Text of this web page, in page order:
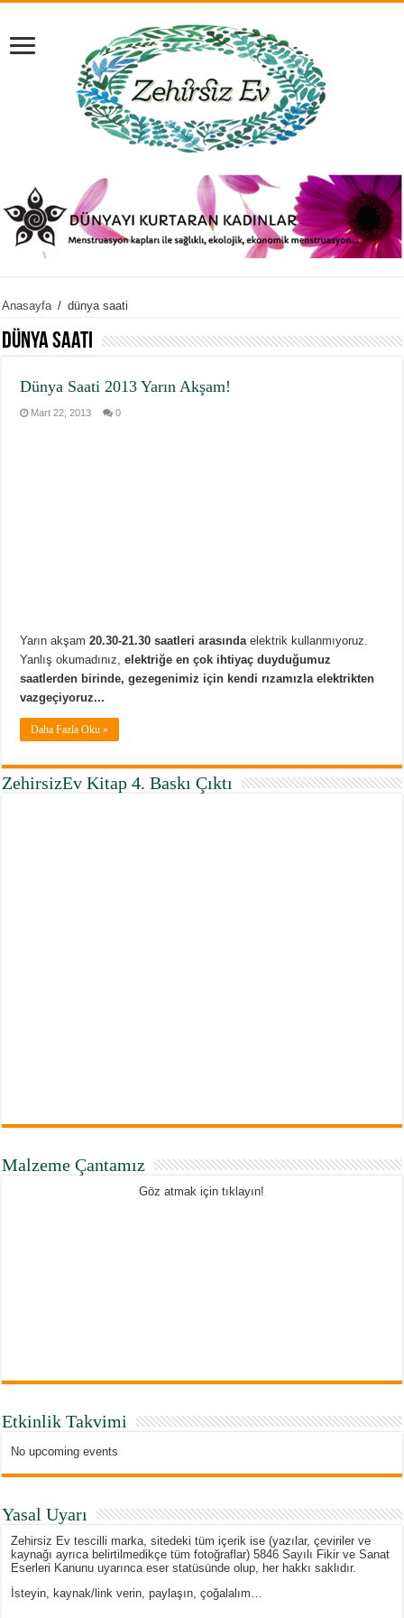
Anasayfa / dünya saati
dünya saati
Dünya Saati 2013 Yarın Akşam!
Mart 22, 2013 0
Yarın akşam20.30-21.30 saatleri arasında elektrik kullanmıyoruz.
Yanlış okumadınız,elektriğe en çok ihtiyaç duyduğumuz
saatlerden birinde, gezegenimiz için kendi rızamızla elektrikten
vazgeçiyoruz...
Daha Fazla Oku »
ZehirsizEv Kitap 4. Baskı Çıktı
Malzeme Çantamız
Göz atmak için tıklayın!
Etkinlik Takvimi
No upcoming events
Yasal Uyarı
Zehirsiz Ev tescilli marka, sitedeki tüm içerik ise (yazılar, çeviriler ve
kaynağı ayrıca belirtilmedikçe tüm fotoğraflar) 5846 Sayılı Fikir ve Sanat
Eserleri Kanunu uyarınca eser statüsünde olup, her hakkı saklıdır.
İsteyin, kaynak/link verin, paylaşın, çoğalalım…